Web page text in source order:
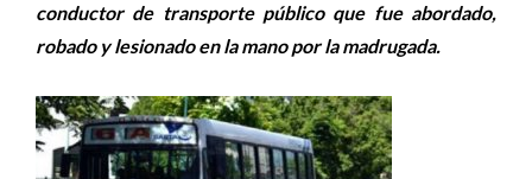
conductor de transporte público que fue abordado,
robado y lesionado en la mano por la madrugada.